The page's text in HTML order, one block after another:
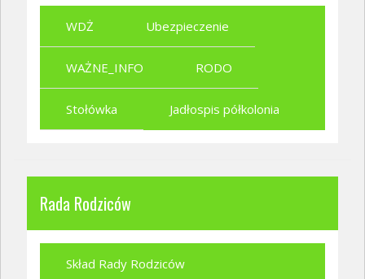
WDŻ Ubezpieczenie
WAŻNE_INFO RODO
Stołówka Jadłospis półkolonia
Rada Rodziców
Skład Rady Rodziców